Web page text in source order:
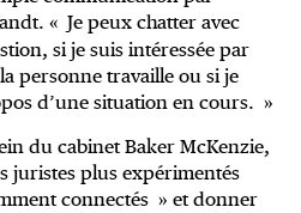
« Je peux chatter avec
si je suis intéressée par
personne travaille ou si je
d’une situation en cours. »
du cabinet Baker McKenzie,
juristes plus expérimentés
connectés » et donner